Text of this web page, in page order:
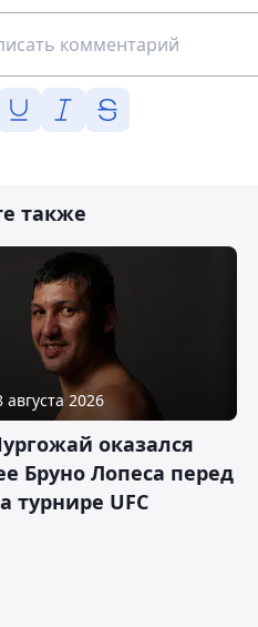
также
августа 2026
оказался
Бруно Лопеса перед
турнире UFC